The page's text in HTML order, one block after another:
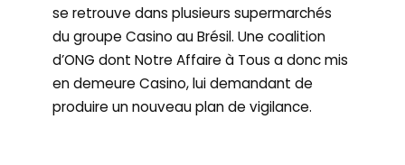
se retrouve dans plusieurs supermarchés
du groupe Casino au Brésil. Une coalition
d’ONG dont Notre Affaire à Tous a donc mis
en demeure Casino, lui demandant de
produire un nouveau plan de vigilance.